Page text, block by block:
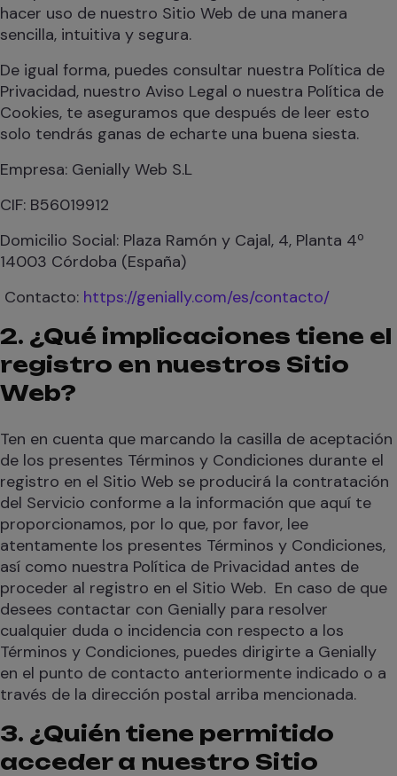
hacer uso de nuestro Sitio Web de una manera
sencilla, intuitiva y segura.
De igual forma, puedes consultar nuestra Política de
Privacidad, nuestro Aviso Legal o nuestra Política de
Cookies, te aseguramos que después de leer esto
solo tendrás ganas de echarte una buena siesta.
Empresa: Genially Web S.L
CIF: B56019912
Domicilio Social: Plaza Ramón y Cajal, 4, Planta 4º
14003 Córdoba (España)
Contacto: https://genially.com/es/contacto/
2. ¿Qué implicaciones tiene el
registro en nuestros Sitio
Web?
Ten en cuenta que marcando la casilla de aceptación
de los presentes Términos y Condiciones durante el
registro en el Sitio Web se producirá la contratación
del Servicio conforme a la información que aquí te
proporcionamos, por lo que, por favor, lee
atentamente los presentes Términos y Condiciones,
así como nuestra Política de Privacidad antes de
proceder al registro en el Sitio Web. En caso de que
desees contactar con Genially para resolver
cualquier duda o incidencia con respecto a los
Términos y Condiciones, puedes dirigirte a Genially
en el punto de contacto anteriormente indicado o a
través de la dirección postal arriba mencionada.
3. ¿Quién tiene permitido
acceder a nuestro Sitio